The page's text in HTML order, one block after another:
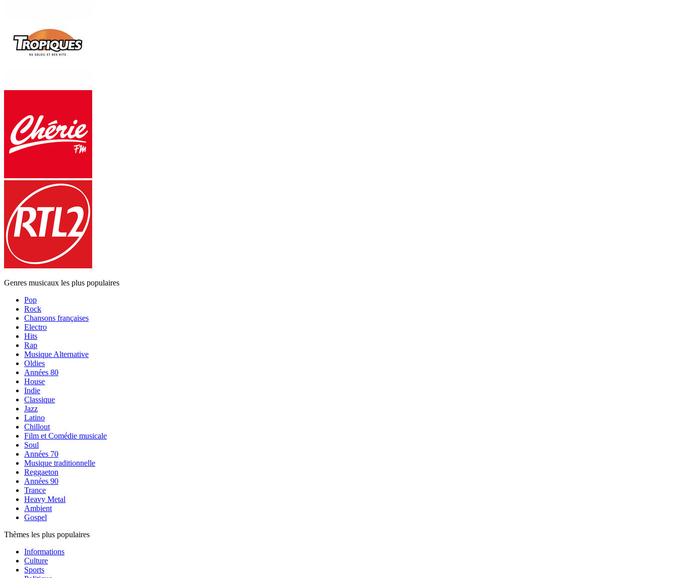
Genres musicaux les plus populaires
Pop
Rock
Chansons françaises
Electro
Hits
Rap
Musique Alternative
Oldies
Années 80
House
Indie
Classique
Jazz
Latino
Chillout
Film et Comédie musicale
Soul
Années 70
Musique traditionnelle
Reggaeton
Années 90
Trance
Heavy Metal
Ambient
Gospel
Thèmes les plus populaires
Informations
Culture
Sports